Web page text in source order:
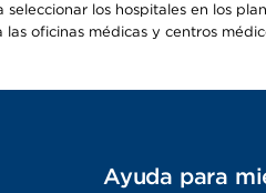
los hospitales en los
oficinas médicas y centros
Ayuda para